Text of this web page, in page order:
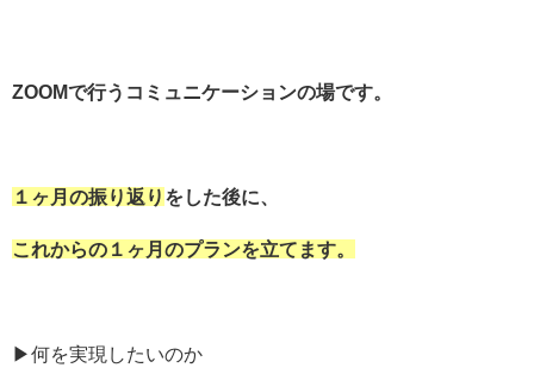
ZOOMで行うコミュニケーションの場です。
１ヶ月の振り返り をした後に、
これからの１ヶ月のプランを立てます。
▶︎何を実現したいのか